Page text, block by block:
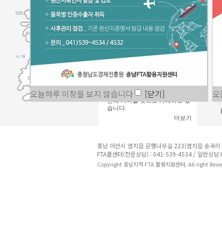
충남FTA통상진흥센터는 충남 기
업들이 현장에서 필요로 하는 정
보를 FTA 활용지원을 통하여
FTA 를 적극 활용하고 해외 시장
을 개척하는데 많은 도움을 주기
위해 2011년 11월 8일 설립하였
습니다.
충남FTA통상진흥센터는 기획재
지역유관기관과 긴밀히 협조하
여 기 발효된 한미, 한EU FTA를
비롯해 거대경제권과의 FTA를
적극 지원함으로서 지역경제발
전에 기여할 것으로 기대하고 있
습니다.
더보기
충남 아산시 염치읍 은행나무길 223(염치읍 송곡
FTA콜센터(전문상담) : 041-539-4534 / 일반상
Copyright 충남지역 FTA 활용지원센터. All right
오늘하루 이창을 보지 않습니다 [닫기]